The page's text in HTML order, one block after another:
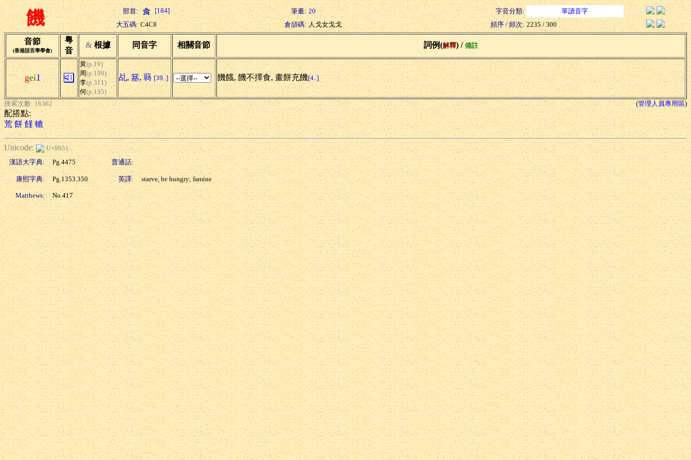
饑 部首: [184] 筆畫: 20 字音分類:
單讀音字
大五碼: C4C8 倉頡碼: 人戈女戈戈 頻序 / 頻次: 2235 / 300
音節
(香港語言學學會)
粵
音
& 根據 同音字 相關音節 詞例(解釋) / 備註
gei1
黃(p.19)
周(p.199)
李(p.311)
何(p.135)
乩, 簊, 羇 [39..] 饑餓, 饑不擇食, 畫餅充饑[4..]
搜索次數: 16362 (管理人員專用區)
配搭點:
荒 餅 饉 轆
Unicode:
U+9951
漢語大字典:
Pg.4475 普通話:
康熙字典: Pg.1353.350 英譯: starve, be hungry; famine
Matthews: No.417